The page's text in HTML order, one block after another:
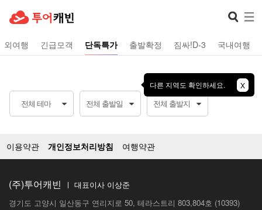
외여행 긴급모객 단독특가 출발확정 짐싸!D-3 국내여행
다른 지역도 확인하세요. X
전체 테마 전체 출발일 전체 출발지
이용약관 개인정보처리방침 여행약관
(주)투어캐빈
ㅣ 대표이사 이상준
경기도 고양시 일산동구 연리지로 50, 테라스트리 803,804호 (10393)